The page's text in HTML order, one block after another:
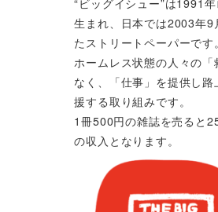
生まれ、日本では2003年9
たストリートペーパーです。
ホームレス状態の人々の「
なく、「仕事」を提供し路
援する取り組みです。
1冊500円の雑誌を売ると
の収入となります。